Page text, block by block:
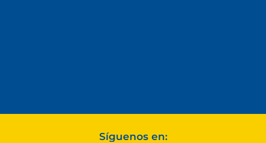
Síguenos en: